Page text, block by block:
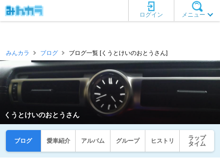
メニュー
ログイン
みんカラ ブログ ブログ一覧 [くうとけいのおとうさん]
くうとけいのおとうさん
ブログ 愛車紹介 アルバム グループ ヒストリ
ラップ
タイム